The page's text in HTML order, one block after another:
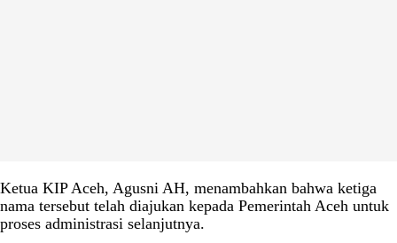
Ketua KIP Aceh, Agusni AH, menambahkan bahwa ketiga
nama tersebut telah diajukan kepada Pemerintah Aceh untuk
proses administrasi selanjutnya.